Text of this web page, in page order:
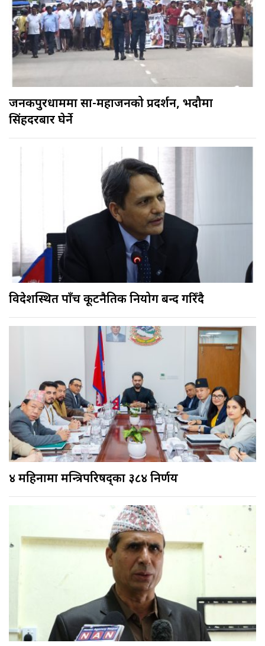
जनकपुरधाममा साहु-महाजनको प्रदर्शन, भदौमा
सिंहदरबार घेर्ने
विदेशस्थित पाँच कूटनैतिक नियोग बन्द गरिँदै
४ महिनामा मन्त्रिपरिषद्का ३८४ निर्णय